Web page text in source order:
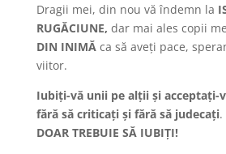
Dragii mei, din nou vă îndemn la
RUGĂCIUNE, dar mai ales copii
DIN INIMĂ ca să aveţi pace,
viitor.
Iubiţi-vă unii pe alţii şi acceptaţi-
fără să criticaţi şi fără să judecaţi.
DOAR TREBUIE SĂ IUBIŢI!